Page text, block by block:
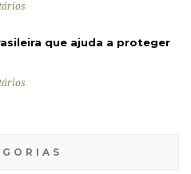
que ajuda a proteger